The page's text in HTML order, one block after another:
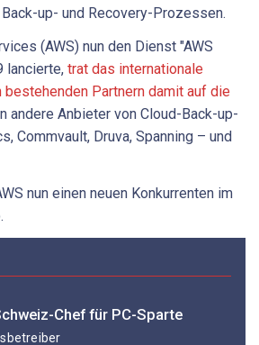
up- und Recovery-Prozessen.
(AWS) nun den Dienst "AWS
lancierte, trat das internationale
bestehenden Partnern damit auf die
andere Anbieter von Cloud-Back-up-
Commvault, Druva, Spanning – und
nun einen neuen Konkurrenten im
Chef für PC-Sparte